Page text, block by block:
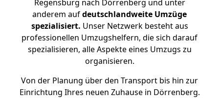
Regensburg nach Dörrenberg und unter
anderem aufdeutschlandweite Umzüge
spezialisiert. Unser Netzwerk besteht aus
professionellen Umzugshelfern, die sich darauf
spezialisieren, alle Aspekte eines Umzugs zu
organisieren.
Von der Planung über den Transport bis hin zur
Einrichtung Ihres neuen Zuhause in Dörrenberg.